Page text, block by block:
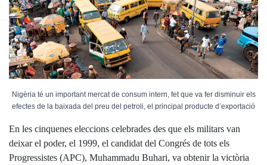
Nigèria té un important mercat de consum intern, fet que va fer disminuir els
efectes de la baixada del preu del petroli, el principal producte d’exportació
En les cinquenes eleccions celebrades des que els militars van
deixar el poder, el 1999, el candidat del Congrés de tots els
Progressistes (APC), Muhammadu Buhari, va obtenir la victòria